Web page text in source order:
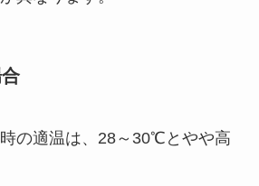
の適温は、 28～30℃ とやや高